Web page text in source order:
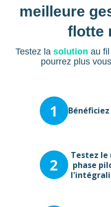
meilleure
flotte
Testez la solution au
pourrez plus
Testez le
phase